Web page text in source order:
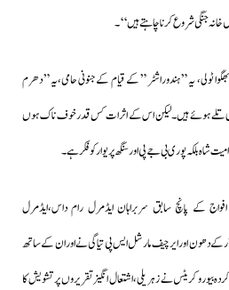
جنگی شروع کرنا چاہتے ہیں‘‘۔
ٹولی، یہ ” ہندوراشٹر ” کے قیام کےجنونی حامی،یہ ” دھرم
تلے ہوئے ہیں۔لیکن اس کے اثرات کس قدر خوف ناک ہوں
شاہ بلکہ پوری بی جے پی اور سنگھ پریوار کو فکر ہے۔
کے پانچ سابق سربراہان ایڈمرل رام داس،ایڈمرل
دھون اور ایر چیف مارشل ایس پی تیاگی نے اور ان کے ساتھ
سرکردہ بیورو کریٹس نے زہریلی،اشتعال انگیز تقریروں پر تشویش کا